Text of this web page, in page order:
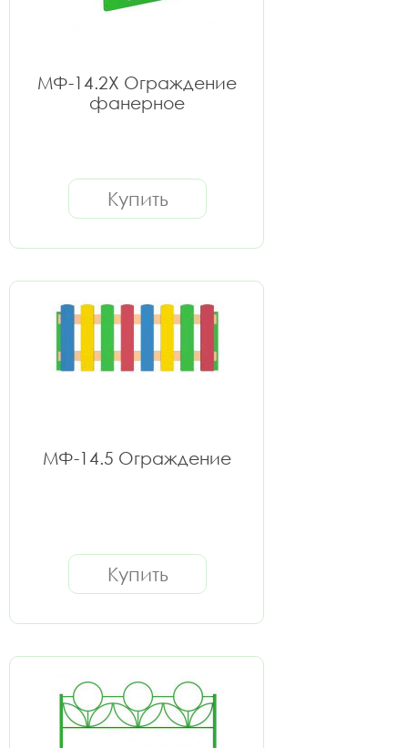
МФ-14.2Х Ограждение
фанерное
Купить
МФ-14.5 Ограждение
Купить